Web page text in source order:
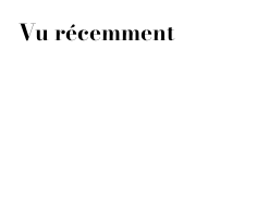
Vu récemment